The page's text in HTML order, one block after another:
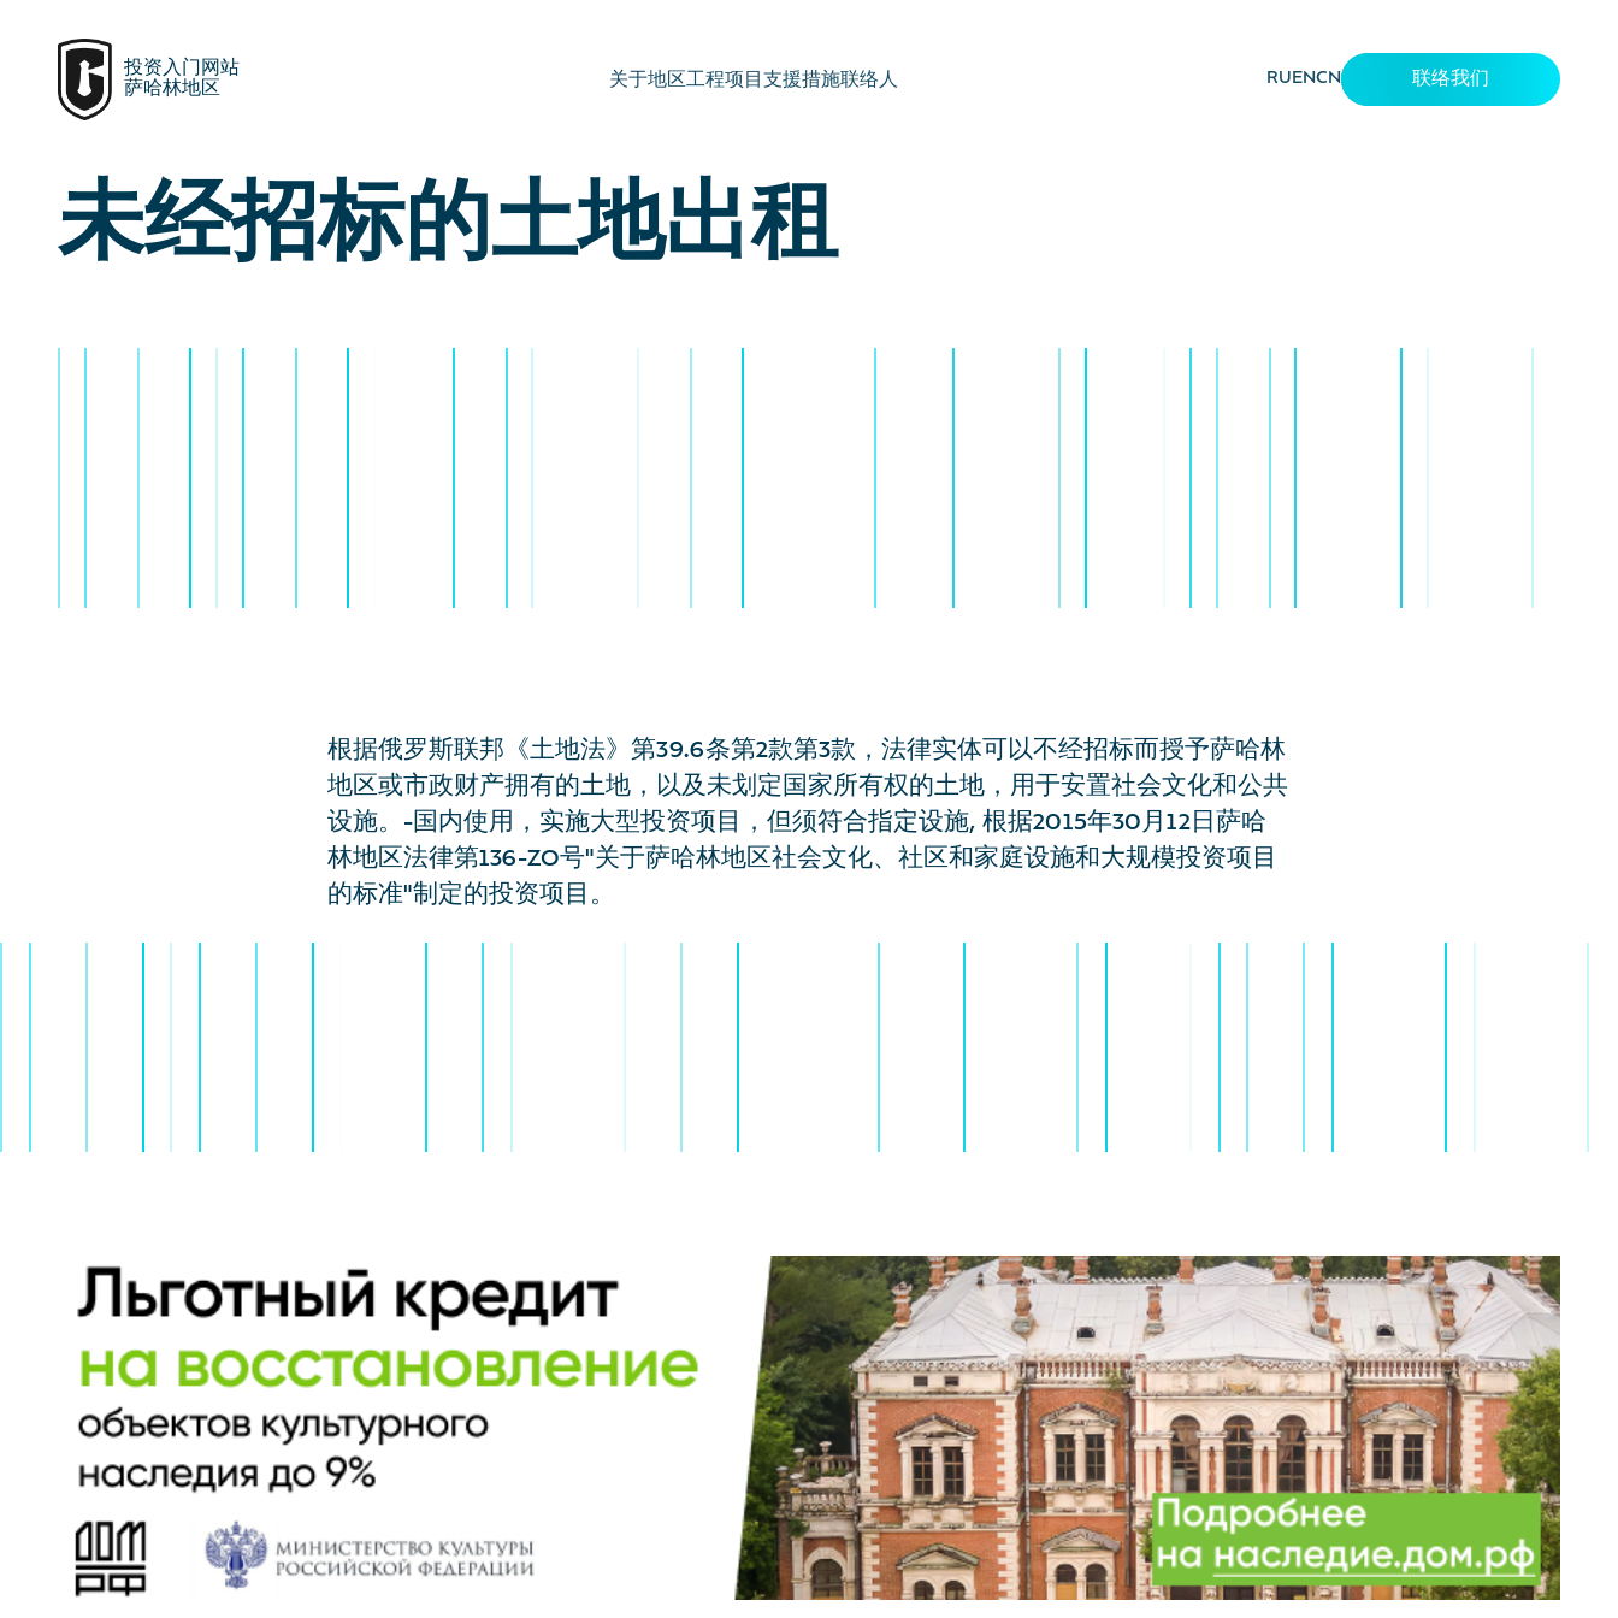
投资入门网站
萨哈林地区
关于地区工程项目 支援措施联络人 RUENCN 联络我们
未经招标的土地出租
根据俄罗斯联邦《土地法》第39.6条第2款第3款，法律实体可以不经招标而授予萨哈林
地区或市政财产拥有的土地，以及未划定国家所有权的土地，用于安置社会文化和公共
设施。-国内使用，实施大型投资项目，但须符合指定设施, 根据2015年30月12日萨哈
林地区法律第136-ZO号"关于萨哈林地区社会文化、社区和家庭设施和大规模投资项目
的标准"制定的投资项目。